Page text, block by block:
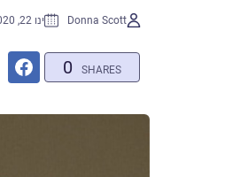
Donna Scott ינו 22, 2020
0 SHARES